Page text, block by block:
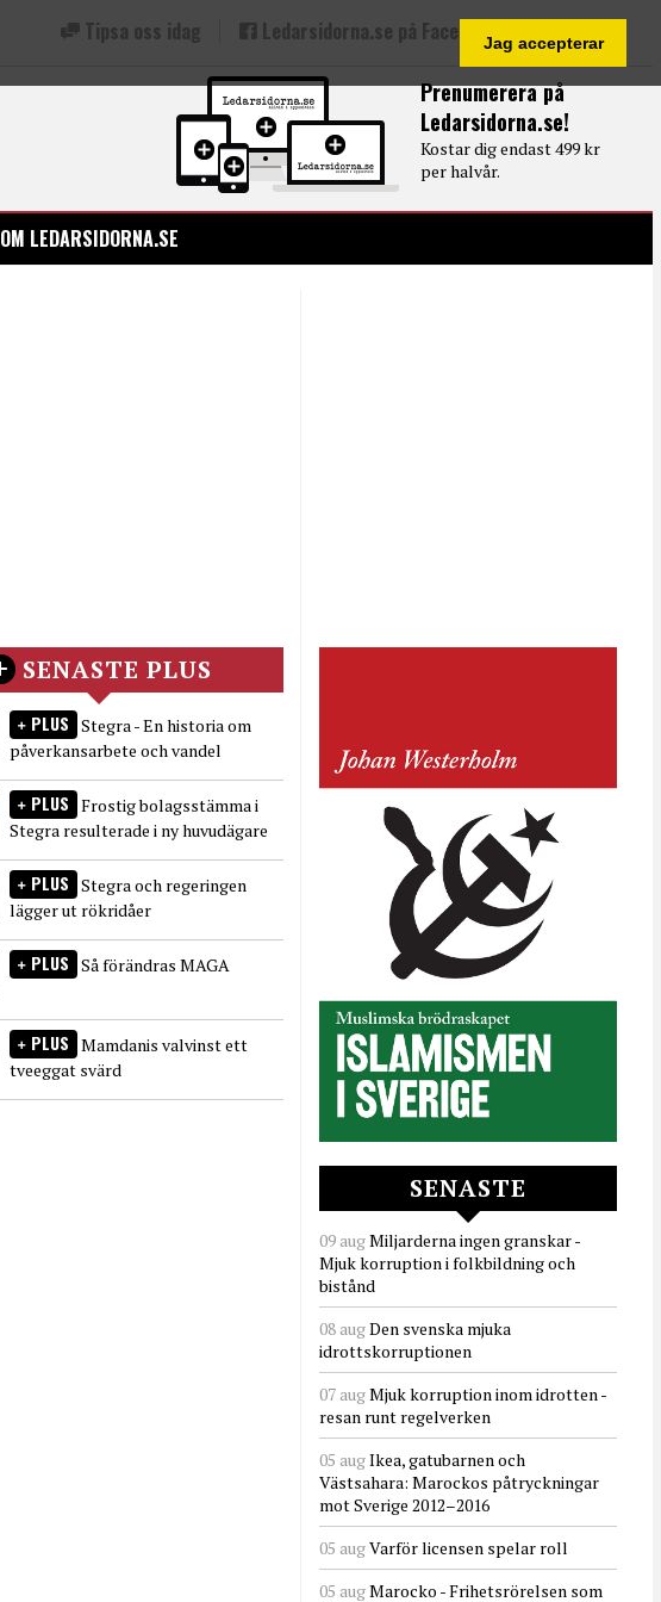
Jag accepterar
Prenumerera på
Ledarsidorna.se!
Kostar dig endast 499 kr
per halvår.
Tipsa oss idag Ledarsidorna.se på Facebook
OM LEDARSIDORNA.SE
SENASTE PLUS
PLUS Stegra - En historia om
påverkansarbete och vandel
PLUS Frostig bolagsstämma i
Stegra resulterade i ny huvudägare
PLUS Stegra och regeringen
lägger ut rökridåer
PLUS Så förändras MAGA
PLUS Mamdanis valvinst ett
tveeggat svärd
SENASTE
09 augMiljarderna ingen granskar -
Mjuk korruption i folkbildning och
bistånd
08 augDen svenska mjuka
idrottskorruptionen
07 augMjuk korruption inom idrotten -
resan runt regelverken
05 augIkea, gatubarnen och
Västsahara: Marockos påtryckningar
mot Sverige 2012–2016
05 augVarför licensen spelar roll
05 augMarocko - Frihetsrörelsen som